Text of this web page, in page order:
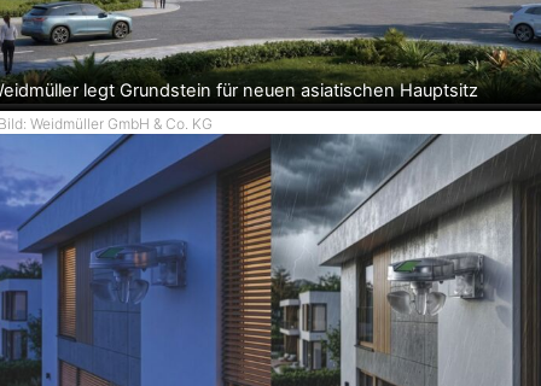
legt Grundstein für neuen asiatischen Hauptsitz
Weidmüller GmbH & Co. KG